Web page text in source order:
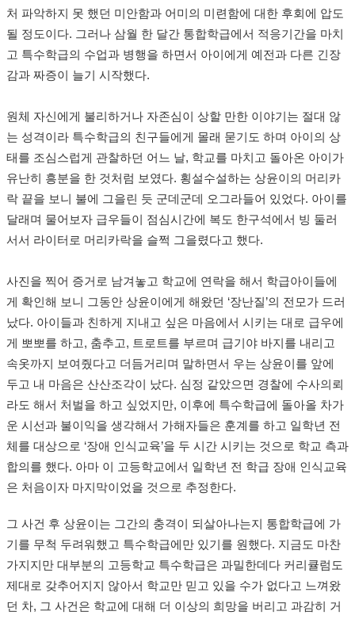
처 파악하지 못 했던 미안함과 어미의 미련함에 대한 후회에 압도
될 정도이다. 그러나 삼월 한 달간 통합학급에서 적응기간을 마치
고 특수학급의 수업과 병행을 하면서 아이에게 예전과 다른 긴장
감과 짜증이 늘기 시작했다.
원체 자신에게 불리하거나 자존심이 상할 만한 이야기는 절대 않
는 성격이라 특수학급의 친구들에게 몰래 묻기도 하며 아이의 상
태를 조심스럽게 관찰하던 어느 날, 학교를 마치고 돌아온 아이가
유난히 흥분을 한 것처럼 보였다. 횡설수설하는 상윤이의 머리카
락 끝을 보니 불에 그을린 듯 군데군데 오그라들어 있었다. 아이를
달래며 물어보자 급우들이 점심시간에 복도 한구석에서 빙 둘러
서서 라이터로 머리카락을 슬쩍 그을렸다고 했다.
사진을 찍어 증거로 남겨놓고 학교에 연락을 해서 학급아이들에
게 확인해 보니 그동안 상윤이에게 해왔던 ‘장난질’의 전모가 드러
났다. 아이들과 친하게 지내고 싶은 마음에서 시키는 대로 급우에
게 뽀뽀를 하고, 춤추고, 트로트를 부르며 급기야 바지를 내리고
속옷까지 보여줬다고 더듬거리며 말하면서 우는 상윤이를 앞에
두고 내 마음은 산산조각이 났다. 심정 같았으면 경찰에 수사의뢰
라도 해서 처벌을 하고 싶었지만, 이후에 특수학급에 돌아올 차가
운 시선과 불이익을 생각해서 가해자들은 훈계를 하고 일학년 전
체를 대상으로 ‘장애 인식교육’을 두 시간 시키는 것으로 학교 측과
합의를 했다. 아마 이 고등학교에서 일학년 전 학급 장애 인식교육
은 처음이자 마지막이었을 것으로 추정한다.
그 사건 후 상윤이는 그간의 충격이 되살아나는지 통합학급에 가
기를 무척 두려워했고 특수학급에만 있기를 원했다. 지금도 마찬
가지지만 대부분의 고등학교 특수학급은 과밀한데다 커리큘럼도
제대로 갖추어지지 않아서 학교만 믿고 있을 수가 없다고 느껴왔
던 차, 그 사건은 학교에 대해 더 이상의 희망을 버리고 과감히 거